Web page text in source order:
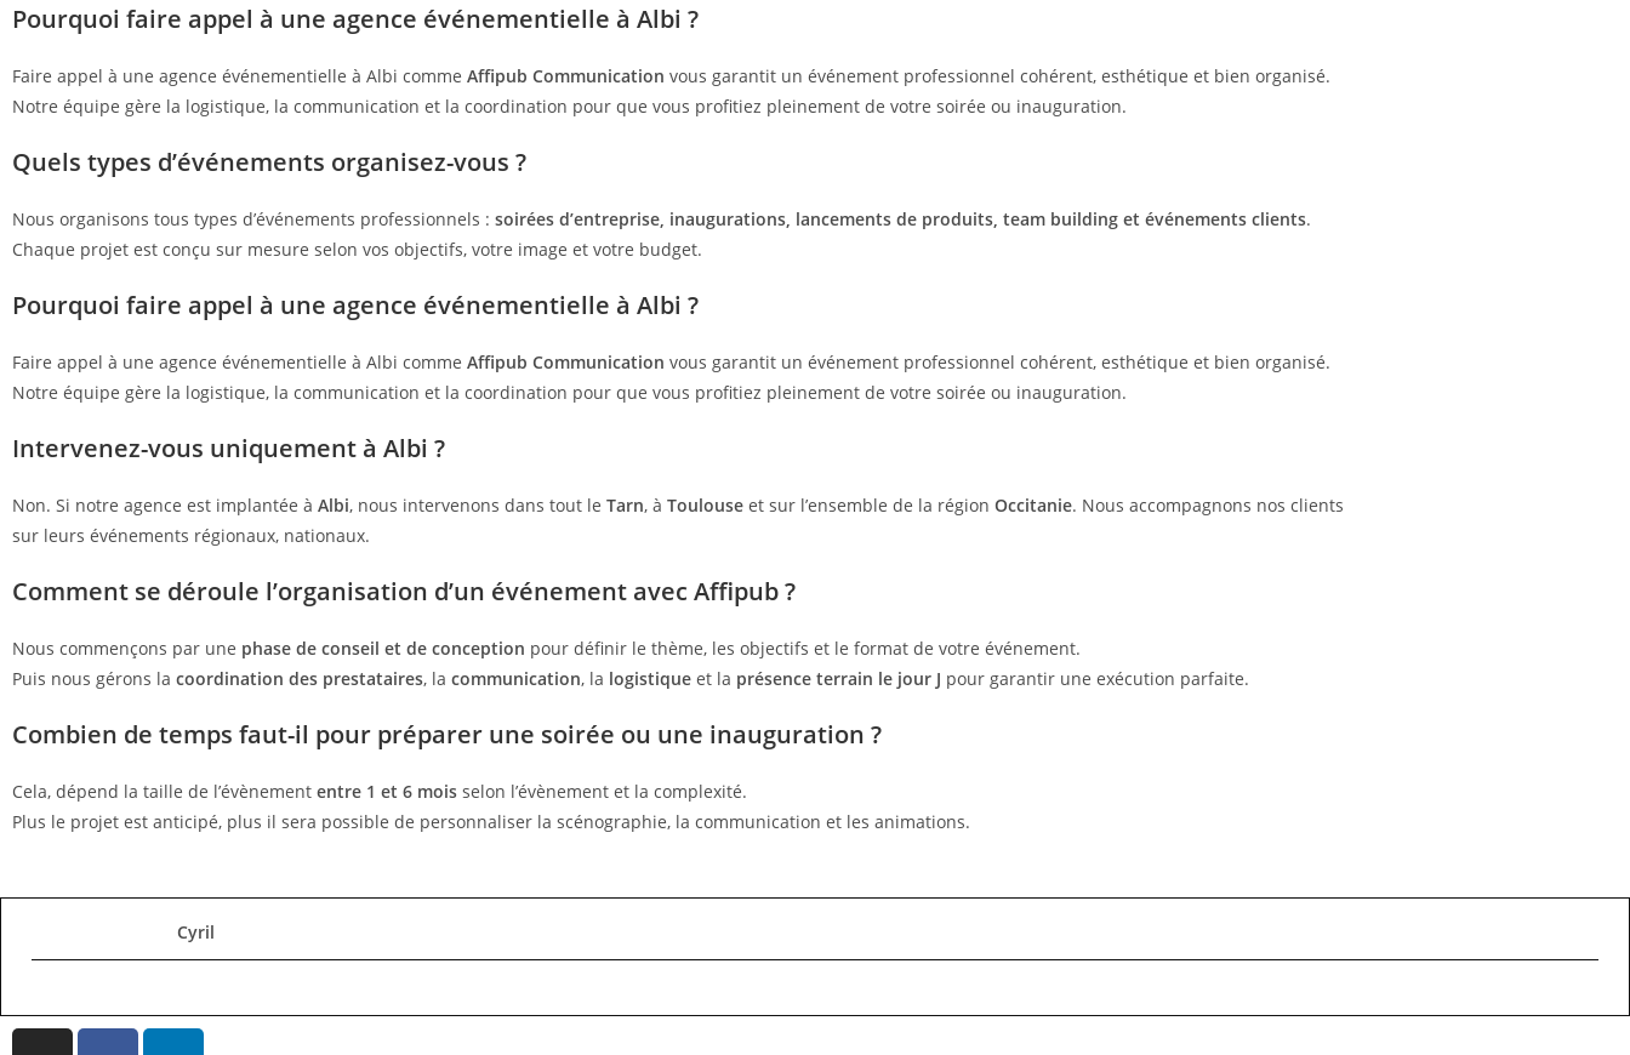
Pourquoi faire appel à une agence événementielle à Albi ?
Faire appel à une agence événementielle à Albi comme Affipub Communication vous garantit un événement professionnel cohérent, esthétique et bien organisé.
Notre équipe gère la logistique, la communication et la coordination pour que vous profitiez pleinement de votre soirée ou inauguration.
Quels types d’événements organisez-vous ?
Nous organisons tous types d’événements professionnels : soirées d’entreprise, inaugurations, lancements de produits, team building et événements clients.
Chaque projet est conçu sur mesure selon vos objectifs, votre image et votre budget.
Pourquoi faire appel à une agence événementielle à Albi ?
Faire appel à une agence événementielle à Albi comme Affipub Communication vous garantit un événement professionnel cohérent, esthétique et bien organisé.
Notre équipe gère la logistique, la communication et la coordination pour que vous profitiez pleinement de votre soirée ou inauguration.
Intervenez-vous uniquement à Albi ?
Non. Si notre agence est implantée à Albi, nous intervenons dans tout le Tarn, à Toulouse et sur l’ensemble de la région Occitanie. Nous accompagnons nos clients
sur leurs événements régionaux, nationaux.
Comment se déroule l’organisation d’un événement avec Affipub ?
Nous commençons par une phase de conseil et de conception pour définir le thème, les objectifs et le format de votre événement.
Puis nous gérons la coordination des prestataires, la communication, la logistique et la présence terrain le jour J pour garantir une exécution parfaite.
Combien de temps faut-il pour préparer une soirée ou une inauguration ?
Cela, dépend la taille de l’évènement entre 1 et 6 mois selon l’évènement et la complexité.
Plus le projet est anticipé, plus il sera possible de personnaliser la scénographie, la communication et les animations.
Cyril